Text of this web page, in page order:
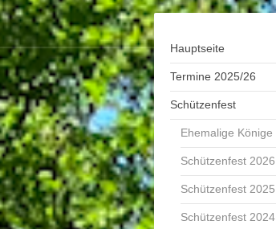
Hauptseite
Termine 2025/26
Schützenfest
Ehemalige Könige
Schützenfest 2026
Schützenfest 2025
Schützenfest 2024